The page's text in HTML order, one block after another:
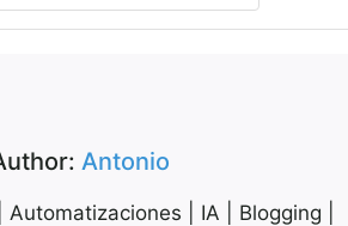
Antonio
Automatizaciones | IA | Blogging |